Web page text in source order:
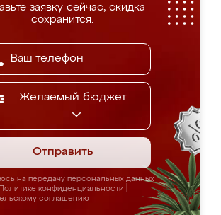
заявку сейчас, скидка
сохранится.
Желаемый бюджет
Отправить
на передачу персональных данных
Политике конфиденциальности
соглашению